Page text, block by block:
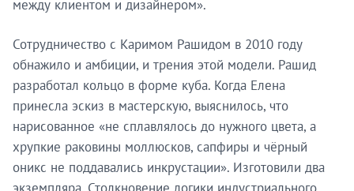
между клиентом и дизайнером».
Сотрудничество с Каримом Рашидом в 2010 году
обнажило и амбиции, и трения этой модели. Рашид
разработал кольцо в форме куба. Когда Елена
принесла эскиз в мастерскую, выяснилось, что
нарисованное «не сплавлялось до нужного цвета, а
хрупкие раковины моллюсков, сапфиры и чёрный
оникс не поддавались инкрустации». Изготовили два